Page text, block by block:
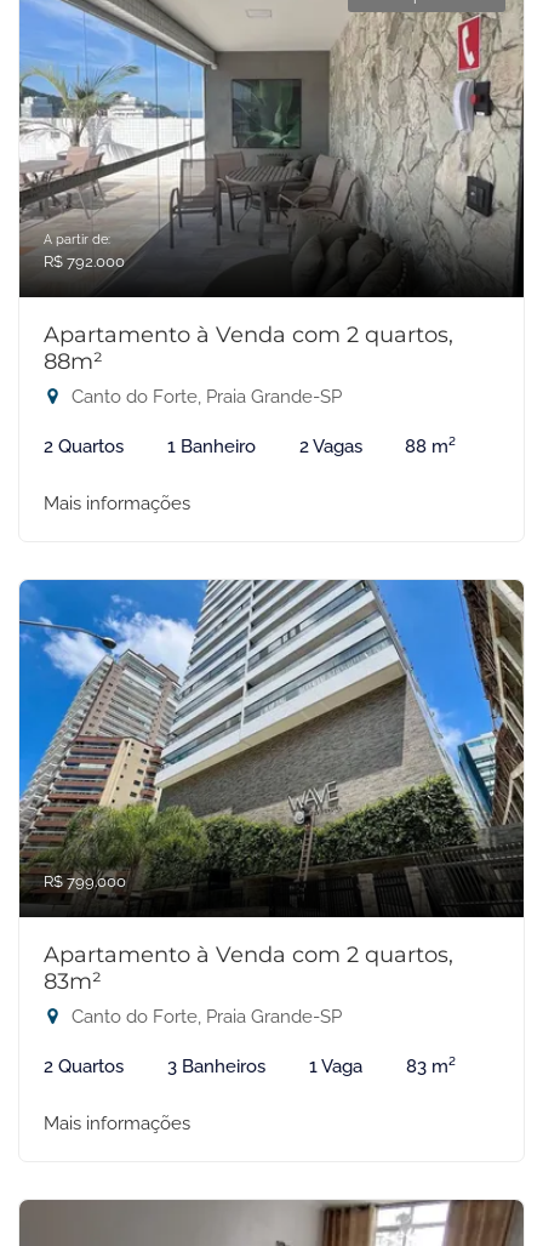
A partir de:
R$ 792.000
Apartamento à Venda com 2 quartos,
88m²
Canto do Forte, Praia Grande-SP
2 Quartos 1 Banheiro 2 Vagas 88 m²
Mais informações
R$ 799.000
Apartamento à Venda com 2 quartos,
83m²
Canto do Forte, Praia Grande-SP
2 Quartos 3 Banheiros 1 Vaga 83 m²
Mais informações